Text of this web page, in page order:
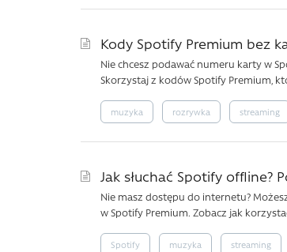
Kody Spotify Premium bez
Nie chcesz podawać numeru karty w
Skorzystaj z kodów Spotify Premium,
muzyka rozrywka streaming
Jak słuchać Spotify offline?
Nie masz dostępu do internetu?
w Spotify Premium. Zobacz jak
Spotify muzyka streaming